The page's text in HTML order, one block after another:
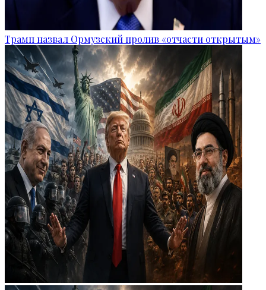
Трамп назвал Ормузский пролив «отчасти открытым»